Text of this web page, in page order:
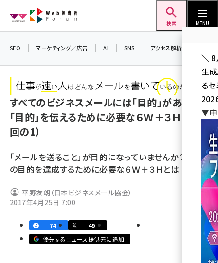
ン
検索 MENU
seo (3526)
ai (2807)
note (2312)
z世代 (1622)
llmo (1163)
SEO マーケティング／広告 AI SNS アクセス解析／データ分析
すべてのビジネスメールには「目的」がある！
「目的」を伝えるために必要な６Ｗ＋３Ｈ（全6
回の1）
「メールを送ること」が目的になっていませんか？ 本来
の目的を達成するために必要な６Ｗ＋３Ｈとは
平野友朗（日本ビジネスメール協会）
2017年4月25日 7:00
74
49
優先するニュース提供元に追加
＼ 8
生
る
▼申